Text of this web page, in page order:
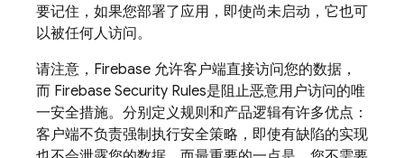
要记住，如果您部署了应用，即使尚未启动，它也可
以被任何人访问。
请注意，Firebase 允许客户端直接访问您的数据，
而 Firebase Security Rules是阻止恶意用户访问的唯
一安全措施。分别定义规则和产品逻辑有许多优点：
客户端不负责强制执行安全策略，即使有缺陷的实现